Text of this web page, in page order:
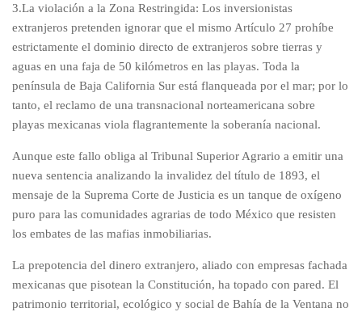
3.La violación a la Zona Restringida: Los inversionistas
extranjeros pretenden ignorar que el mismo Artículo 27 prohíbe
estrictamente el dominio directo de extranjeros sobre tierras y
aguas en una faja de 50 kilómetros en las playas. Toda la
península de Baja California Sur está flanqueada por el mar; por lo
tanto, el reclamo de una transnacional norteamericana sobre
playas mexicanas viola flagrantemente la soberanía nacional.
Aunque este fallo obliga al Tribunal Superior Agrario a emitir una
nueva sentencia analizando la invalidez del título de 1893, el
mensaje de la Suprema Corte de Justicia es un tanque de oxígeno
puro para las comunidades agrarias de todo México que resisten
los embates de las mafias inmobiliarias.
La prepotencia del dinero extranjero, aliado con empresas fachada
mexicanas que pisotean la Constitución, ha topado con pared. El
patrimonio territorial, ecológico y social de Bahía de la Ventana no